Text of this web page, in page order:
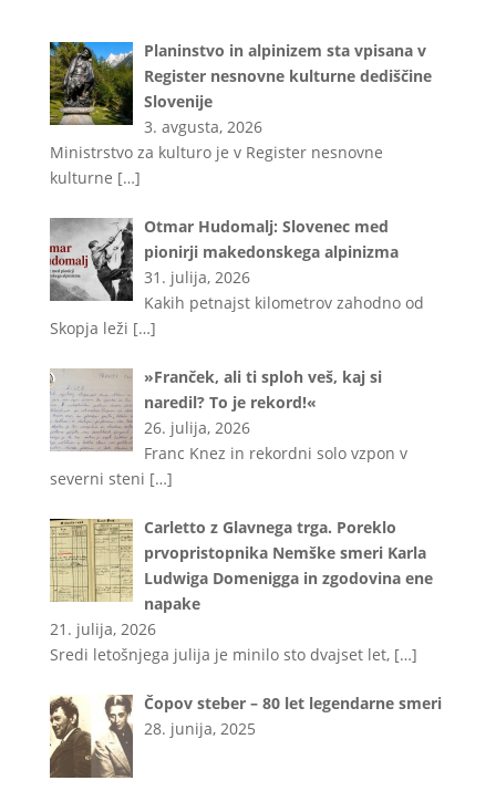
Planinstvo in alpinizem sta vpisana v
Register nesnovne kulturne dediščine
Slovenije
3. avgusta, 2026
Ministrstvo za kulturo je v Register nesnovne
kulturne […]
Otmar Hudomalj: Slovenec med
pionirji makedonskega alpinizma
31. julija, 2026
Kakih petnajst kilometrov zahodno od
Skopja leži […]
»Franček, ali ti sploh veš, kaj si
naredil? To je rekord!«
26. julija, 2026
Franc Knez in rekordni solo vzpon v
severni steni […]
Carletto z Glavnega trga. Poreklo
prvopristopnika Nemške smeri Karla
Ludwiga Domenigga in zgodovina ene
napake
21. julija, 2026
Sredi letošnjega julija je minilo sto dvajset let, […]
Čopov steber – 80 let legendarne smeri
28. junija, 2025